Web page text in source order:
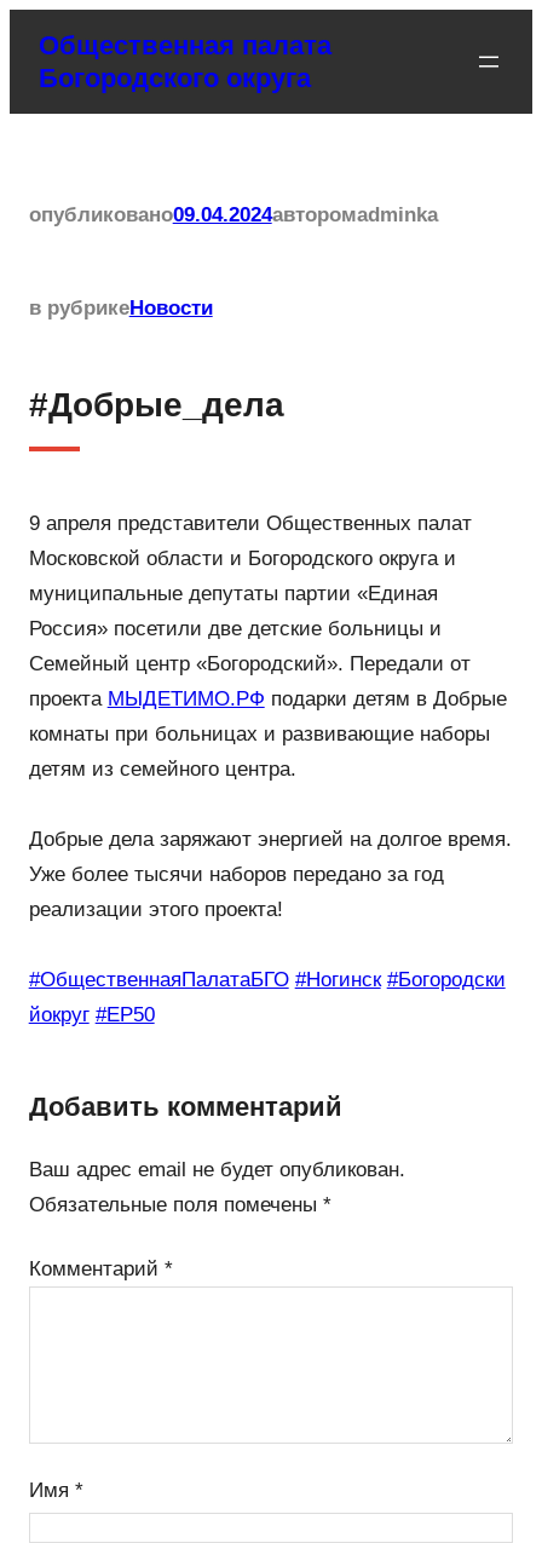
содержимому
Общественная палата
Богородского округа
опубликовано09.04.2024авторомadminka
в рубрикеНовости
#Добрые_дела
9 апреля представители Общественных палат
Московской области и Богородского округа и
муниципальные депутаты партии «Единая
Россия» посетили две детские больницы и
Семейный центр «Богородский». Передали от
проекта МЫДЕТИМО.РФ подарки детям в Добрые
комнаты при больницах и развивающие наборы
детям из семейного центра.
Добрые дела заряжают энергией на долгое время.
Уже более тысячи наборов передано за год
реализации этого проекта!
#ОбщественнаяПалатаБГО #Ногинск #Богородски
йокруг #ЕР50
Добавить комментарий
Ваш адрес email не будет опубликован.
Обязательные поля помечены *
Комментарий *
Имя *